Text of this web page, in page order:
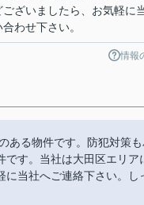
ございましたら、お気軽に
わせ下さい。
情報
ある物件です。防犯対策
です。当社は大田区エリア
当社へご連絡下さい。し